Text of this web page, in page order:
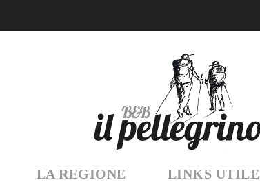
LA REGIONE LINKS UTILE